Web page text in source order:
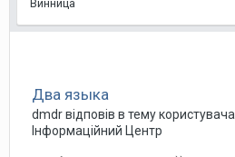
Винница
Два языка
dmdrвідповів в тему користувача
Інформаційний Центр